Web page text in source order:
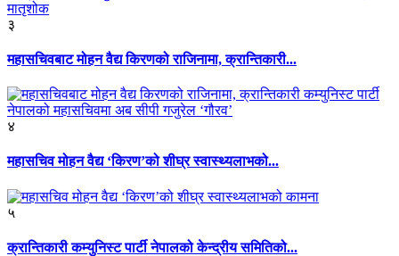
३
महासचिवबाट मोहन वैद्य किरणको राजिनामा, क्रान्तिकारी...
४
महासचिव मोहन वैद्य ‘किरण’को शीघ्र स्वास्थ्यलाभको...
५
क्रान्तिकारी कम्युनिस्ट पार्टी नेपालको केन्द्रीय समितिको...